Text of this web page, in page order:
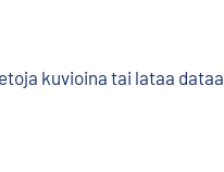
kuvioina tai lataa dataa